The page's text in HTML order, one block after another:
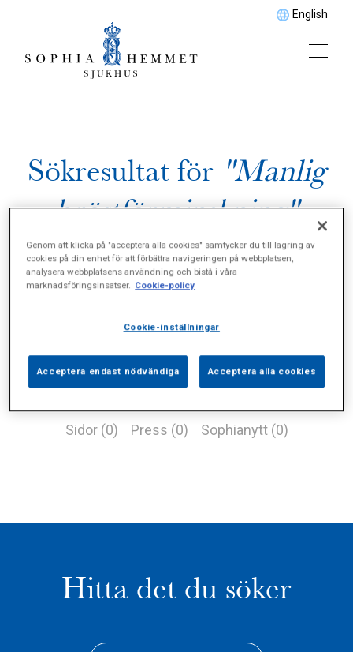
English
Sökresultat för "Manlig
bröstförminskning"
Sidor (0) Press (0) Sophianytt (0)
Hitta det du söker
Genom att klicka på "acceptera alla cookies" samtycker du till lagring av
cookies på din enhet för att förbättra navigeringen på webbplatsen,
analysera webbplatsens användning och bistå i våra
marknadsföringsinsatser. Cookie-policy
Cookie-inställningar
Acceptera endast nödvändiga Acceptera alla cookies